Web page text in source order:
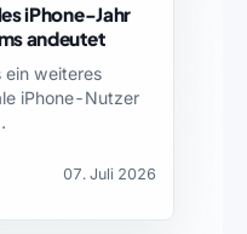
iPhone-Jahr
andeutet
ein weiteres
iPhone-Nutzer
07. Juli 2026